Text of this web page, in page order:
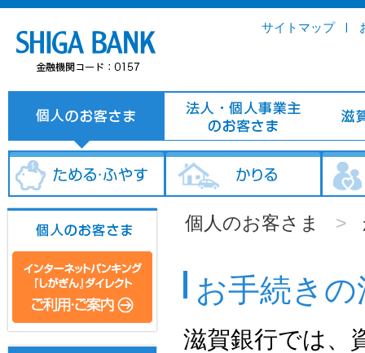
サイトマップ
個人のお客さま >
お手続き
滋賀銀行では、